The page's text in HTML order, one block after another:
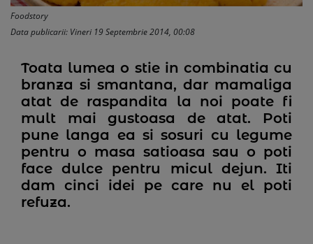
Foodstory
Data publicarii: Vineri 19 Septembrie 2014, 00:08
Toata lumea o stie in combinatia cu
branza si smantana, dar mamaliga
atat de raspandita la noi poate fi
mult mai gustoasa de atat. Poti
pune langa ea si sosuri cu legume
pentru o masa satioasa sau o poti
face dulce pentru micul dejun. Iti
dam cinci idei pe care nu el poti
refuza.